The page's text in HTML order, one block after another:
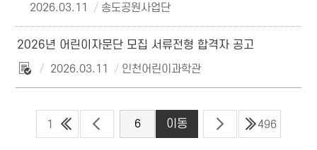
2026.03.11
송도공원사업단
2026년 어린이자문단 모집 서류전형 합격자 공고
2026.03.11
인천어린이과학관
1 496